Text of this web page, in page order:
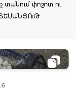
տանում փոշոտ ու